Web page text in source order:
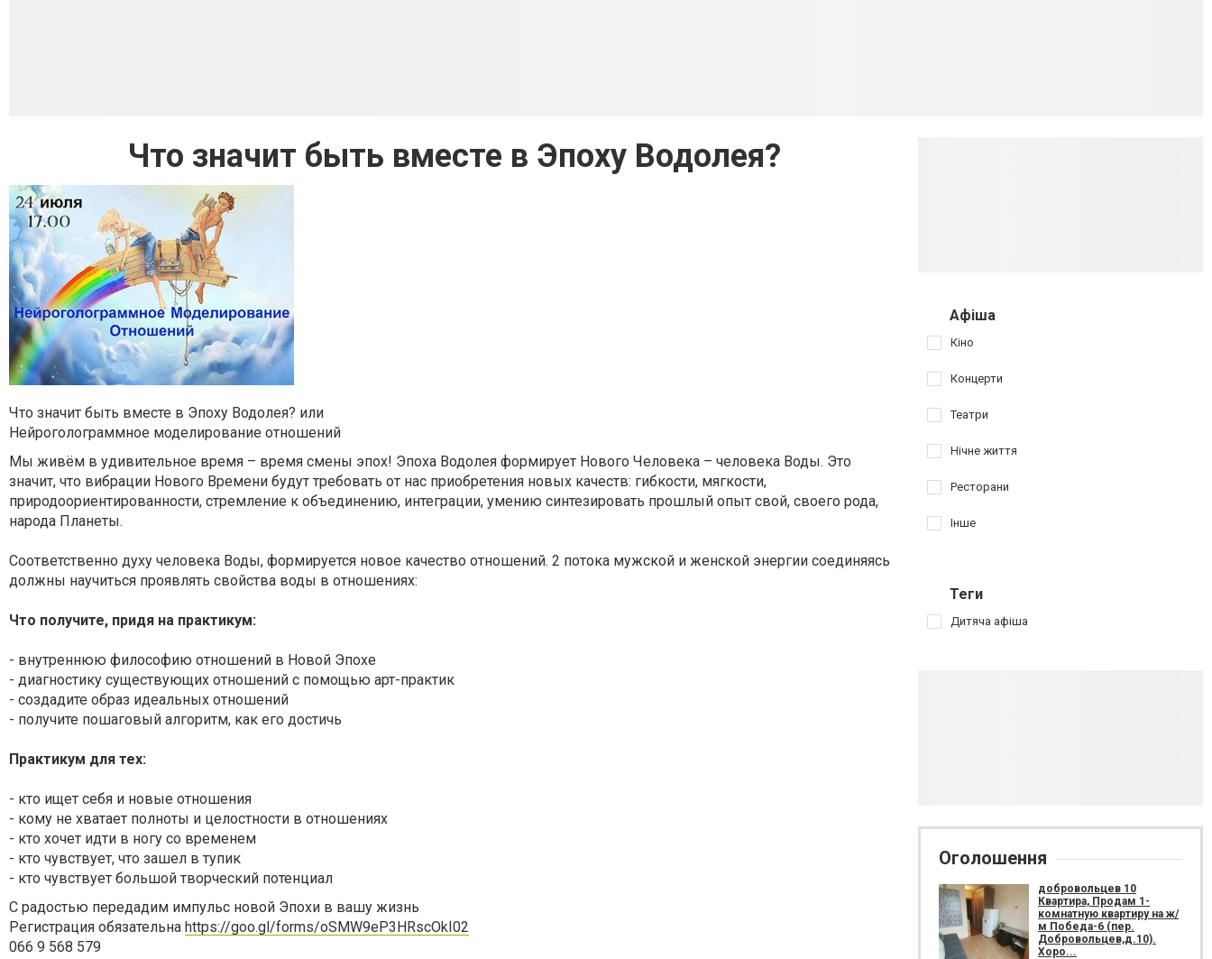
Что значит быть вместе в Эпоху Водолея?
Что значит быть вместе в Эпоху Водолея? или
Нейроголограммное моделирование отношений
Мы живём в удивительное время – время смены эпох! Эпоха Водолея формирует Нового Человека – человека Воды. Это
значит, что вибрации Нового Времени будут требовать от нас приобретения новых качеств: гибкости, мягкости,
природоориентированности, стремление к объединению, интеграции, умению синтезировать прошлый опыт свой, своего рода,
народа Планеты.
Соответственно духу человека Воды, формируется новое качество отношений. 2 потока мужской и женской энергии соединяясь
должны научиться проявлять свойства воды в отношениях:
Что получите, придя на практикум:
- внутреннюю философию отношений в Новой Эпохе
- диагностику существующих отношений с помощью арт-практик
- создадите образ идеальных отношений
- получите пошаговый алгоритм, как его достичь
Практикум для тех:
- кто ищет себя и новые отношения
- кому не хватает полноты и целостности в отношениях
- кто хочет идти в ногу со временем
- кто чувствует, что зашел в тупик
- кто чувствует большой творческий потенциал
С радостью передадим импульс новой Эпохи в вашу жизнь
Регистрация обязательна https://goo.gl/forms/oSMW9eP3HRscOkI02
066 9 568 579
Афіша
Кіно
Концерти
Театри
Нічне життя
Ресторани
Інше
Теги
Дитяча афіша
Оголошення
добровольцев 10
Квартира, Продам 1-
комнатную квартиру на ж/
м Победа-6 (пер.
Добровольцев,д.10).
Хоро...